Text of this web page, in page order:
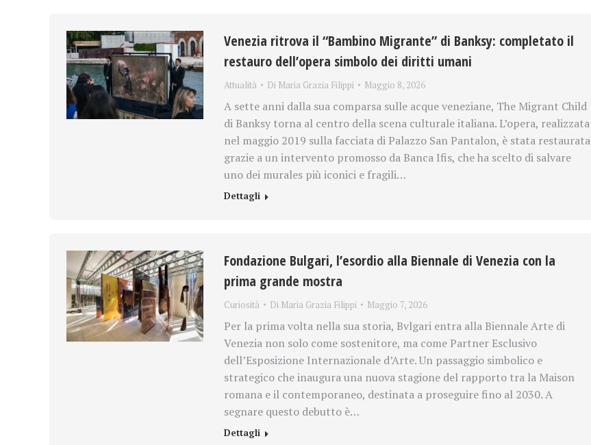
Venezia ritrova il “Bambino Migrante” di Banksy: completato il
restauro dell’opera simbolo dei diritti umani
Attualità Di Maria Grazia Filippi Maggio 8, 2026
A sette anni dalla sua comparsa sulle acque veneziane, The Migrant Child
di Banksy torna al centro della scena culturale italiana. L’opera, realizzata
nel maggio 2019 sulla facciata di Palazzo San Pantalon, è stata restaurata
grazie a un intervento promosso da Banca Ifis, che ha scelto di salvare
uno dei murales più iconici e fragili…
Dettagli
Fondazione Bulgari, l’esordio alla Biennale di Venezia con la
prima grande mostra
Curiosità Di Maria Grazia Filippi Maggio 7, 2026
Per la prima volta nella sua storia, Bvlgari entra alla Biennale Arte di
Venezia non solo come sostenitore, ma come Partner Esclusivo
dell’Esposizione Internazionale d’Arte. Un passaggio simbolico e
strategico che inaugura una nuova stagione del rapporto tra la Maison
romana e il contemporaneo, destinata a proseguire fino al 2030. A
segnare questo debutto è…
Dettagli